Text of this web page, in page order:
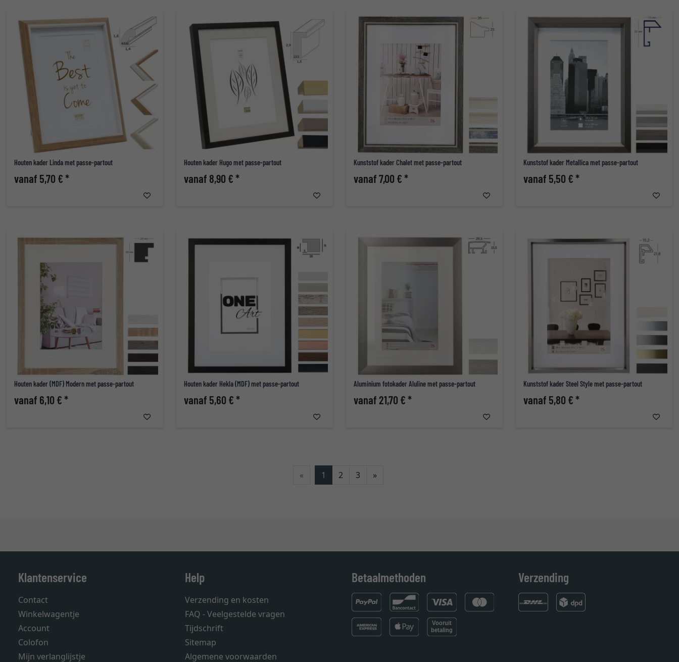
Houten kader Linda met passe-partout
vanaf 5,70 € *
Houten kader Hugo met passe-partout
vanaf 8,90 € *
Kunststof kader Chalet met passe-partout
vanaf 7,00 € *
Kunststof kader Metallica met passe-partout
vanaf 5,50 € *
Houten kader (MDF) Modern met passe-partout
vanaf 6,10 € *
Houten kader Hekla (MDF) met passe-partout
vanaf 5,60 € *
Aluminium fotokader Aluline met passe-partout
vanaf 21,70 € *
Kunststof kader Steel Style met passe-partout
vanaf 5,80 € *
« 1 2 3 »Verder
Klantenservice
Contact
Winkelwagentje
Account
Colofon
Mijn verlanglijstje
Help
Verzending en kosten
FAQ - Veelgestelde vragen
Tijdschrift
Sitemap
Algemene voorwaarden
Betaalmethoden Verzending